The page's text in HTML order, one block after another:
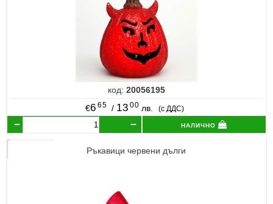
код: 20056195
€6 65 / 13 00 лв. (с ДДС)
налично
Ръкавици червени дълги